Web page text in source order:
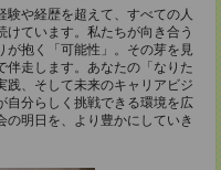
験や経歴を超えて、すべての人
ています。私たちが向き合う
が抱く「可能性」。その芽を見
伴走します。あなたの「なりた
践、そして未来のキャリアビジ
自分らしく挑戦できる環境を広
明日を、より豊かにしていき